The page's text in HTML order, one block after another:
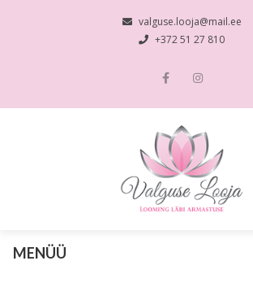
valguse.looja@mail.ee
+372 51 27 810
MENÜÜ